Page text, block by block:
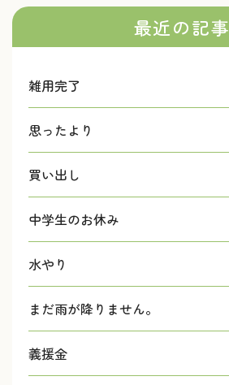
最近の記事
雑用完了
思ったより
買い出し
中学生のお休み
水やり
まだ雨が降りません。
義援金